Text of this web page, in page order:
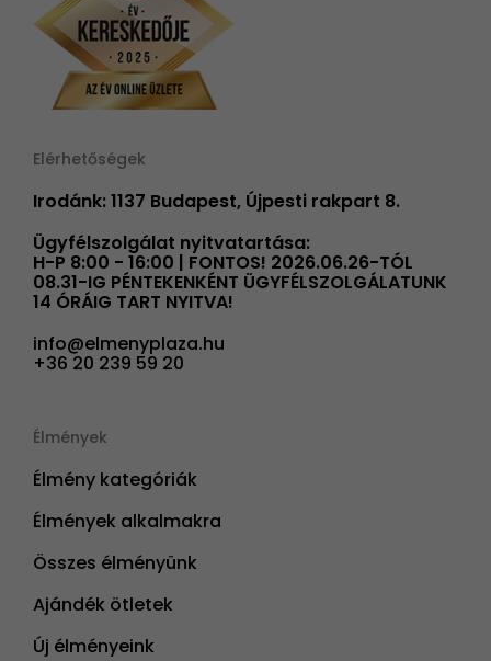
Elérhetőségek
Irodánk: 1137 Budapest, Újpesti rakpart 8.
Ügyfélszolgálat nyitvatartása:
H-P 8:00 - 16:00 | FONTOS! 2026.06.26-TÓL
08.31-IG PÉNTEKENKÉNT ÜGYFÉLSZOLGÁLATUNK
14 ÓRÁIG TART NYITVA!
info@elmenyplaza.hu
+36 20 239 59 20
Élmények
Élmény kategóriák
Élmények alkalmakra
Összes élményünk
Ajándék ötletek
Új élményeink